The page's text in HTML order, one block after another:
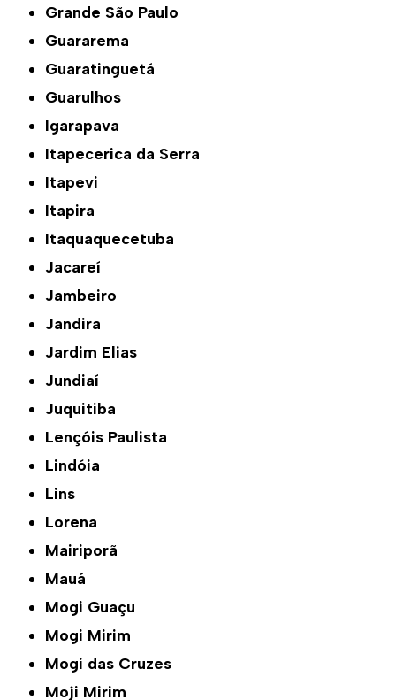
Grande São Paulo
Guararema
Guaratinguetá
Guarulhos
Igarapava
Itapecerica da Serra
Itapevi
Itapira
Itaquaquecetuba
Jacareí
Jambeiro
Jandira
Jardim Elias
Jundiaí
Juquitiba
Lençóis Paulista
Lindóia
Lins
Lorena
Mairiporã
Mauá
Mogi Guaçu
Mogi Mirim
Mogi das Cruzes
Moji Mirim